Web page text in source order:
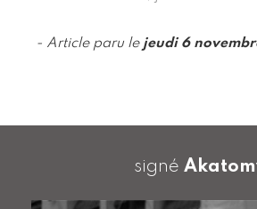
- Article paru le jeudi 6
signé